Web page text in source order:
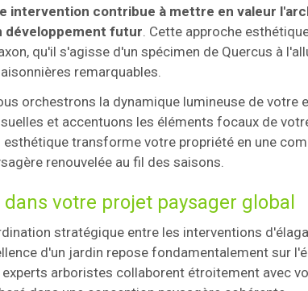
intervention contribue à mettre en valeur
développement futur. Cette approche
qu'il s'agisse d'un spécimen de Quercus à
remarquables.
orchestrons la dynamique lumineuse de votre
et accentuons les éléments focaux de
transforme votre propriété en une
renouvelée au fil des saisons.
votre projet paysager global
stratégique entre les interventions
d'un jardin repose fondamentalement sur
arboristes collaborent étroitement avec